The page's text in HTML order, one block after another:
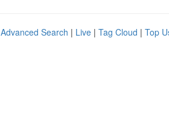
Advanced Search | Live | Tag Cloud | Top